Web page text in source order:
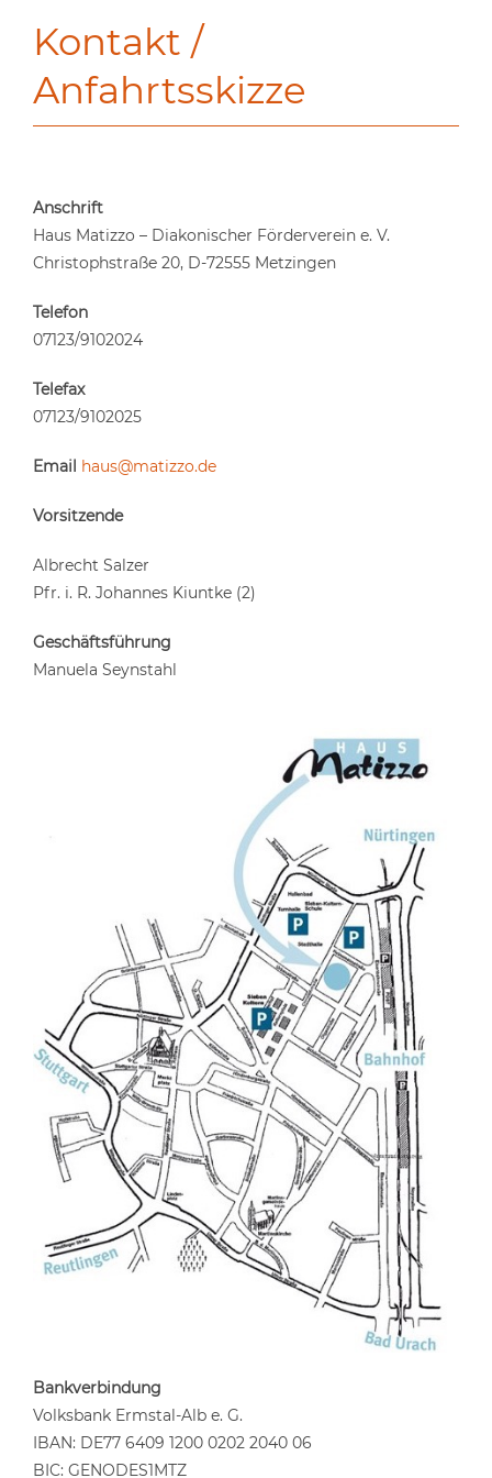
Kontakt /
Anfahrtsskizze
Anschrift
Haus Matizzo – Diakonischer Förderverein e. V.
Christophstraße 20, D-72555 Metzingen
Telefon
07123/9102024
Telefax
07123/9102025
Email haus@matizzo.de
Vorsitzende
Albrecht Salzer
Pfr. i. R. Johannes Kiuntke (2)
Geschäftsführung
Manuela Seynstahl
Bankverbindung
Volksbank Ermstal-Alb e. G.
IBAN: DE77 6409 1200 0202 2040 06
BIC: GENODES1MTZ